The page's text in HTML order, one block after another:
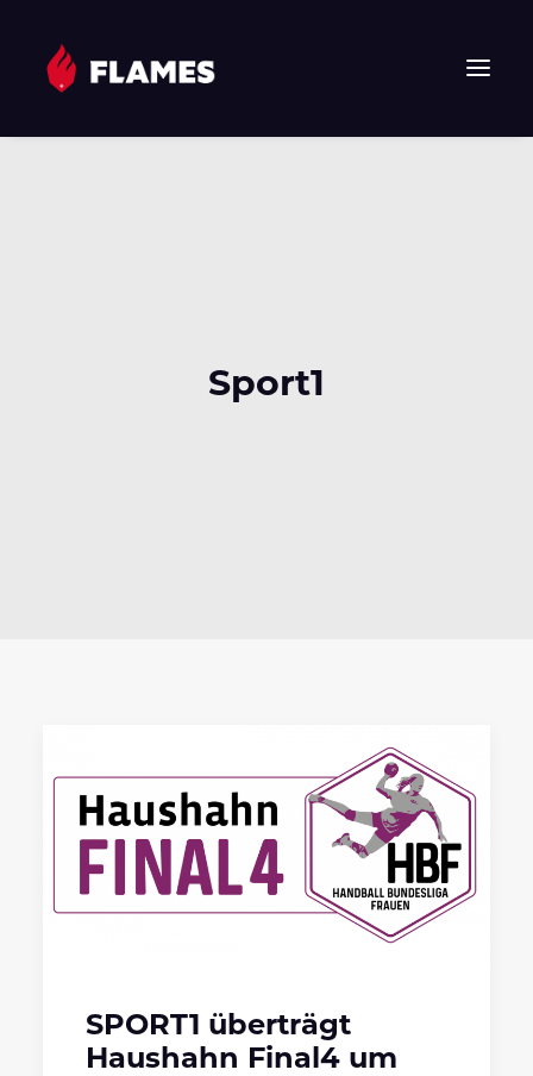
SPONSOREN & PARTNER
Sport1
SPORT1 überträgt
Haushahn Final4 um